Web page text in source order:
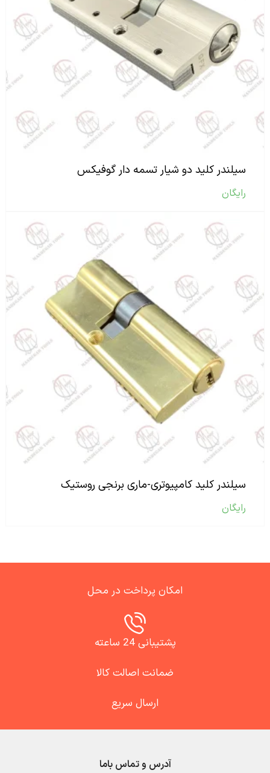
سیلندر کلید دو شیار تسمه دار گوفیکس
رایگان
سیلندر کلید کامپیوتری-ماری برنجی روستیک
رایگان
امکان پرداخت در محل
پشتیبانی 24 ساعته
ضمانت اصالت کالا
ارسال سریع
آدرس و تماس باما